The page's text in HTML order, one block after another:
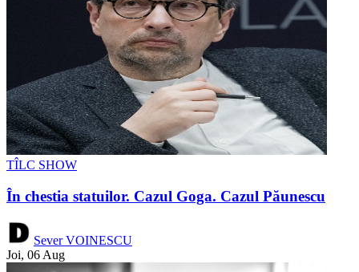
TÎLC SHOW
În chestia statuilor. Cazul Goga. Cazul Păunescu
Sever VOINESCU
Joi, 06 Aug